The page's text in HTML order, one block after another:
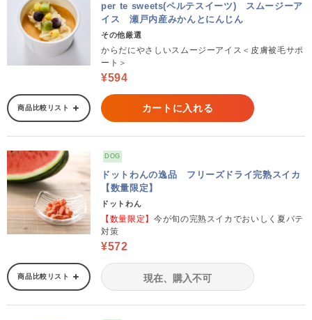
per te sweets(ペルテスイーツ) スムージーア
イス 瀬戸内産みかんとにんじん
その他厳選
からだにやさしいスムージーアイス＜皮膚被毛サポ
ート＞
¥594
商品比較リスト カートに入れる
DOG
ドットわんの逸品 フリーズドライ完熟スイカ
【数量限定】
ドットわん
【数量限定】 今が旬の完熟スイカでおいしく夏バテ
対策
¥572
商品比較リスト 現在、購入不可